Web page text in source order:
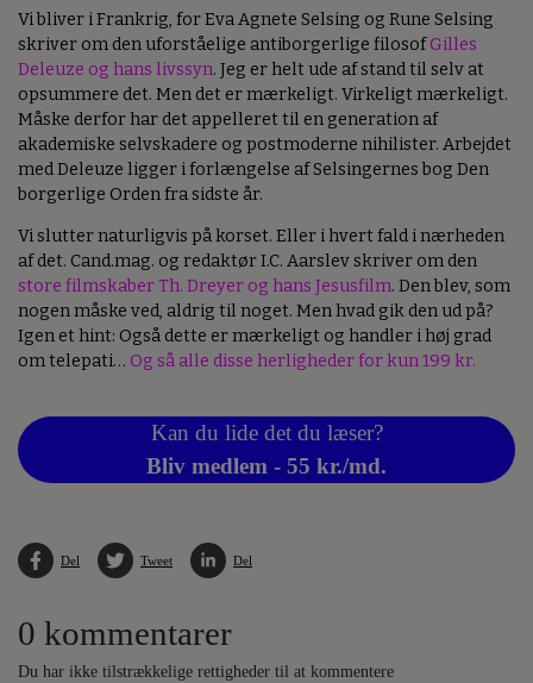
Vi bliver i Frankrig, for Eva Agnete Selsing og Rune Selsing
skriver om den uforståelige antiborgerlige filosofGilles
Deleuze og hans livssyn. Jeg er helt ude af stand til selv at
opsummere det. Men det er mærkeligt. Virkeligt mærkeligt.
Måske derfor har det appelleret til en generation af
akademiske selvskadere og postmoderne nihilister. Arbejdet
med Deleuze ligger i forlængelse af Selsingernes bog Den
borgerlige Orden fra sidste år.
Vi slutter naturligvis på korset. Eller i hvert fald i nærheden
af det. Cand.mag. og redaktør I.C. Aarslev skriver om den
store filmskaber Th. Dreyer og hans Jesusfilm. Den blev, som
nogen måske ved, aldrig til noget. Men hvad gik den ud på?
Igen et hint: Også dette er mærkeligt og handler i høj grad
om telepati… Og så alle disse herligheder for kun 199 kr.
Kan du lide det du læser?
Bliv medlem - 55 kr./md.
Del Tweet Del
0 kommentarer
Du har ikke tilstrækkelige rettigheder til at kommentere